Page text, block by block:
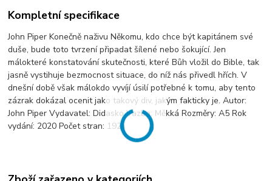
Kompletní specifikace
John Piper Konečně naživu Někomu, kdo chce být kapitánem své
duše, bude toto tvrzení připadat šílené nebo šokující. Jen
málokteré konstatování skutečnosti, které Bůh vložil do Bible, tak
jasně vystihuje bezmocnost situace, do níž nás přivedl hřích. V
dnešní době však málokdo vyvíjí úsilí potřebné k tomu, aby tento
zázrak dokázal ocenit jako takový div, jakým fakticky je. Autor:
John Piper Vydavatel: Didasko Vazba: Měkká Rozměry: A5 Rok
vydání: 2020 Počet stran: 192